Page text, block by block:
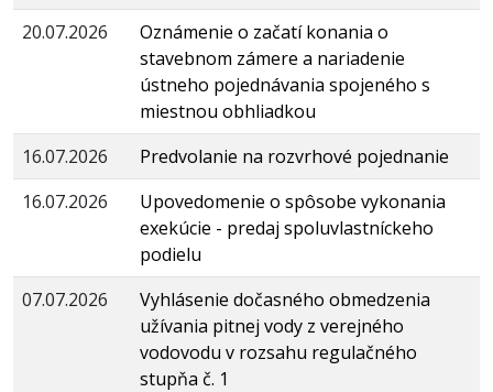
20.07.2026
Oznámenie o začatí konania o
stavebnom zámere a nariadenie
ústneho pojednávania spojeného s
miestnou obhliadkou
16.07.2026
Predvolanie na rozvrhové pojednanie
16.07.2026
Upovedomenie o spôsobe vykonania
exekúcie - predaj spoluvlastníckeho
podielu
07.07.2026
Vyhlásenie dočasného obmedzenia
užívania pitnej vody z verejného
vodovodu v rozsahu regulačného
stupňa č. 1